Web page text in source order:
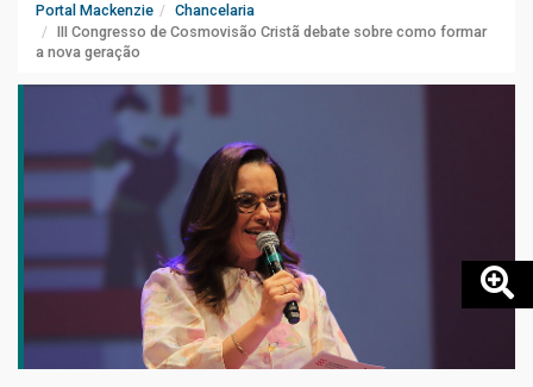
Portal Mackenzie
Chancelaria
III Congresso de Cosmovisão Cristã debate sobre como formar
a nova geração